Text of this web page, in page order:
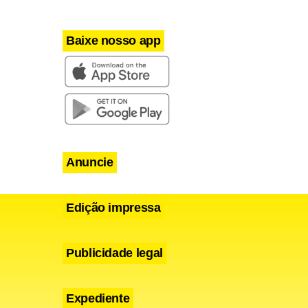
serão
a
final
Baixe nosso app
Anuncie
Edição impressa
Publicidade legal
Expediente